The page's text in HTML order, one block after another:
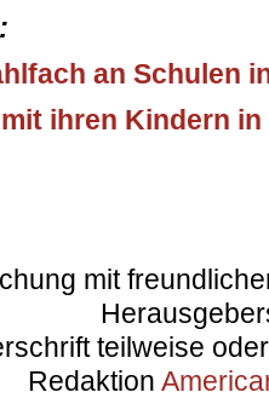
an Schulen
ihren Kindern
mit
teilweise
Redaktion